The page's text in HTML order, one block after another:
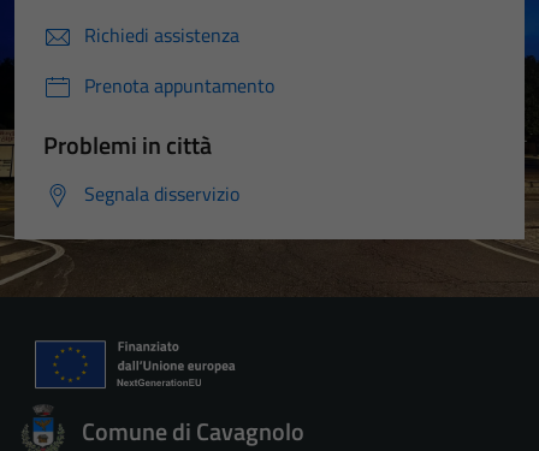
Richiedi assistenza
Prenota appuntamento
Problemi in città
Segnala disservizio
Comune di Cavagnolo